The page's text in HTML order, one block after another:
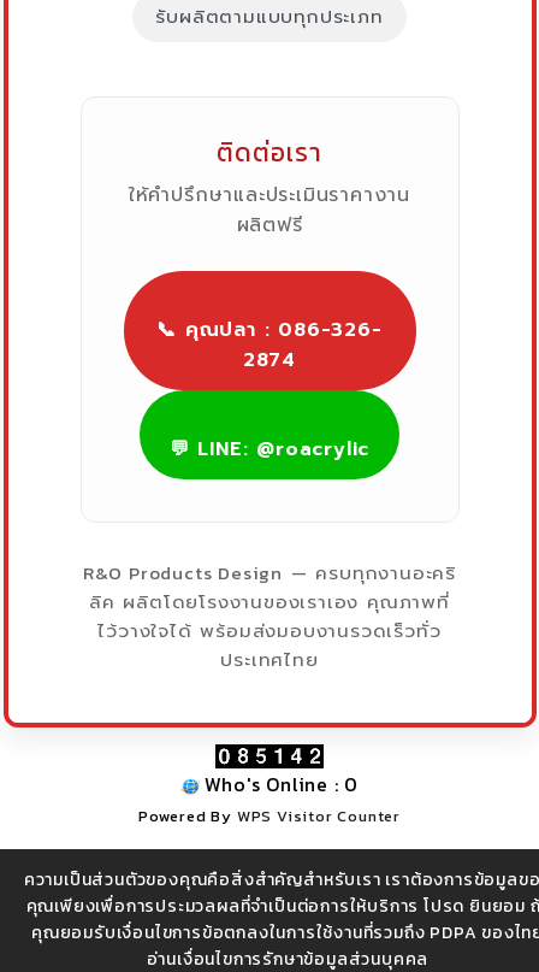
ความเป็นส่วนตัวของคุณคือสิ่งสำคัญสำหรับเรา เราต้องการข้อมูลข
คุณเพียงเพื่อการประมวลผลที่จำเป็นต่อการให้บริการ โปรด ยินยอม
คุณยอมรับเงื่อนไขการข้อตกลงในการใช้งานที่รวมถึง PDPA ของไท
อ่านเงื่อนไขการรักษาข้อมูลส่วนบุคคล
รับผลิตตามแบบทุกประเภท
ติดต่อเรา
ให้คำปรึกษาและประเมินราคางาน
ผลิตฟรี
📞 คุณปลา : 086-326-
2874
💬 LINE: @roacrylic
R&O Products Design — ครบทุกงานอะคริ
ลิค ผลิตโดยโรงงานของเราเอง คุณภาพที่
ไว้วางใจได้ พร้อมส่งมอบงานรวดเร็วทั่ว
ประเทศไทย
Who's Online : 0
Powered By WPS Visitor Counter
บริษัท อาร์ แอนด์โอ โปรดักส์ ดีไซน์ จำกัด (สำนักงานใหญ่) |
โทร 086-3262874 , 097-9212874